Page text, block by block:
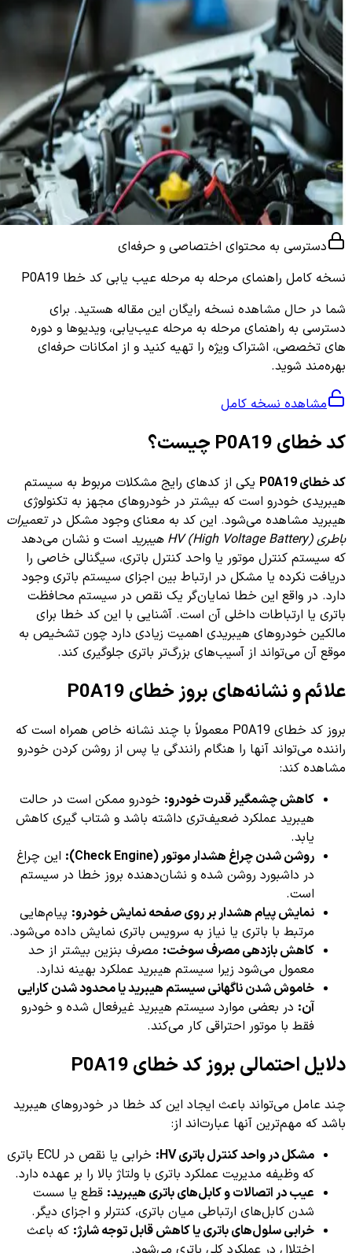
دسترسی به محتوای اختصاصی و حرفه‌ای
نسخه کامل راهنمای مرحله به مرحله عیب یابی کد خطا P0A19
شما در حال مشاهده نسخه رایگان این مقاله هستید. برای
دسترسی به راهنمای مرحله به مرحله عیب‌یابی، ویدیوها و دوره
های تخصصی، اشتراک ویژه را تهیه کنید و از امکانات حرفه‌ای
بهره‌مند شوید.
مشاهده نسخه کامل
کد خطای P0A19 چیست؟
کد خطای P0A19
یکی از کدهای رایج مشکلات مربوط به سیستم
هیبریدی خودرو است که بیشتر در خودروهای مجهز به تکنولوژی
هیبرید مشاهده می‌شود. این کد به معنای وجود مشکل درتعمیرات
باطری HV (High Voltage Battery) هیبرید
است و نشان می‌دهد
که سیستم کنترل موتور یا واحد کنترل باتری، سیگنالی خاصی را
دریافت نکرده یا مشکل در ارتباط بین اجزای سیستم باتری وجود
دارد. در واقع این خطا نمایان‌گر یک نقص در سیستم محافظت
باتری یا ارتباطات داخلی آن است. آشنایی با این کد خطا برای
مالکین خودروهای هیبریدی اهمیت زیادی دارد چون تشخیص به
موقع آن می‌تواند از آسیب‌های بزرگ‌تر باتری جلوگیری کند.
علائم و نشانه‌های بروز خطای P0A19
بروز کد خطای P0A19 معمولاً با چند نشانه خاص همراه است که
راننده می‌تواند آنها را هنگام رانندگی یا پس از روشن کردن خودرو
مشاهده کند:
کاهش چشمگیر قدرت خودرو: خودرو ممکن است در حالت
هیبرید عملکرد ضعیف‌تری داشته باشد و شتاب گیری کاهش
یابد.
روشن شدن چراغ هشدار موتور (Check Engine):
این چراغ
در داشبورد روشن شده و نشان‌دهنده بروز خطا در سیستم
است.
نمایش پیام هشدار بر روی صفحه نمایش خودرو: پیام‌هایی
مرتبط با باتری یا نیاز به سرویس باتری نمایش داده می‌شود.
کاهش بازدهی مصرف سوخت: مصرف بنزین بیشتر از حد
معمول می‌شود زیرا سیستم هیبرید عملکرد بهینه ندارد.
خاموش شدن ناگهانی سیستم هیبرید یا محدود شدن کارایی
آن: در بعضی موارد سیستم هیبرید غیرفعال شده و خودرو
فقط با موتور احتراقی کار می‌کند.
دلایل احتمالی بروز کد خطای P0A19
چند عامل می‌تواند باعث ایجاد این کد خطا در خودروهای هیبرید
باشد که مهم‌ترین آنها عبارت‌اند از:
مشکل در واحد کنترل باتری HV:
خرابی یا نقص در ECU باتری
که وظیفه مدیریت عملکرد باتری با ولتاژ بالا را بر عهده دارد.
عیب در اتصالات و کابل‌های باتری هیبرید: قطع یا سست
شدن کابل‌های ارتباطی میان باتری، کنترلر و اجزای دیگر.
خرابی سلول‌های باتری یا کاهش قابل توجه شارژ: که باعث